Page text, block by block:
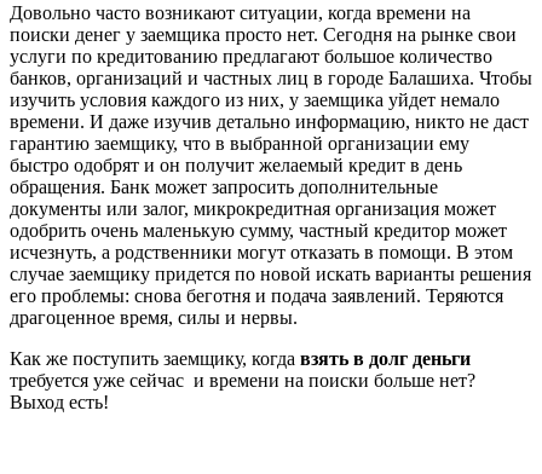
Довольно часто возникают ситуации, когда времени на
поиски денег у заемщика просто нет. Сегодня на рынке свои
услуги по кредитованию предлагают большое количество
банков, организаций и частных лиц в городе Балашиха. Чтобы
изучить условия каждого из них, у заемщика уйдет немало
времени. И даже изучив детально информацию, никто не даст
гарантию заемщику, что в выбранной организации ему
быстро одобрят и он получит желаемый кредит в день
обращения. Банк может запросить дополнительные
документы или залог, микрокредитная организация может
одобрить очень маленькую сумму, частный кредитор может
исчезнуть, а родственники могут отказать в помощи. В этом
случае заемщику придется по новой искать варианты решения
его проблемы: снова беготня и подача заявлений. Теряются
драгоценное время, силы и нервы.
Как же поступить заемщику, когда взять в долг деньги
требуется уже сейчас и времени на поиски больше нет?
Выход есть!